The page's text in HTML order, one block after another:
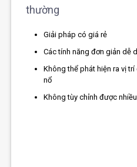
thường
Giải pháp có giá rẻ
Các tính năng đơn giản dễ
Không thể phát hiện ra vị
nổ
Không tùy chỉnh được